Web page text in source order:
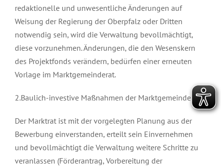
redaktionelle und unwesentliche Änderungen auf
Weisung der Regierung der Oberpfalz oder Dritten
notwendig sein, wird die Verwaltung bevollmächtigt,
diese vorzunehmen. Änderungen, die den Wesenskern
des Projektfonds verändern, bedürfen einer erneuten
Vorlage im Marktgemeinderat.
2.Baulich-investive Maßnahmen der Marktgemeinde
Der Marktrat ist mit der vorgelegten Planung aus der
Bewerbung einverstanden, erteilt sein Einvernehmen
und bevollmächtigt die Verwaltung weitere Schritte zu
veranlassen (Förderantrag, Vorbereitung der